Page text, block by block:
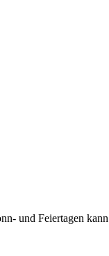
und Feiertagen